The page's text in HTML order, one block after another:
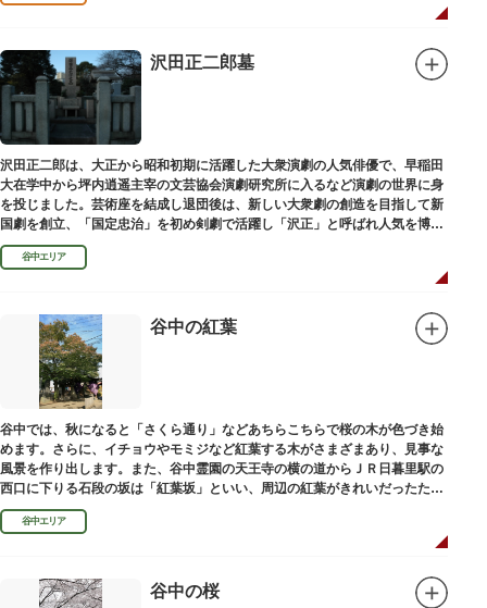
沢田正二郎墓
沢田正二郎は、大正から昭和初期に活躍した大衆演劇の人気俳優で、早稲田
大在学中から坪内逍遥主宰の文芸協会演劇研究所に入るなど演劇の世界に身
を投じました。芸術座を結成し退団後は、新しい大衆劇の創造を目指して新
国劇を創立、「国定忠治」を初め剣劇で活躍し「沢正」と呼ばれ人気を博し
ました。お墓は谷中霊園にあります。
谷中エリア
谷中の紅葉
谷中では、秋になると「さくら通り」などあちらこちらで桜の木が色づき始
めます。さらに、イチョウやモミジなど紅葉する木がさまざまあり、見事な
風景を作り出します。また、谷中霊園の天王寺の横の道からＪＲ日暮里駅の
西口に下りる石段の坂は「紅葉坂」といい、周辺の紅葉がきれいだったため
このように命名されたという説があります。
谷中エリア
谷中の桜